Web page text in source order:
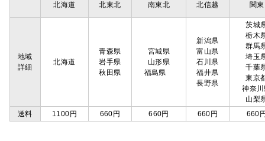
北海道 北東北 南東北 北信越 関東
地域
詳細
北海道
青森県
岩手県
秋田県
宮城県
山形県
福島県
新潟県
富山県
石川県
福井県
長野県
茨城
栃木
群馬
埼玉
千葉
東京
神奈
山梨
送料
1100円 660円 660円 660円 660